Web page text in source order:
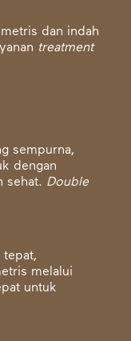
dan indah
treatment
sempurna,
dengan
sehat. Double
tepat,
melalui
untuk